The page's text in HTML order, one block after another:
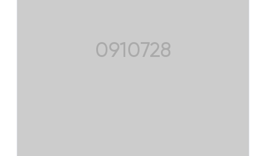
0910728